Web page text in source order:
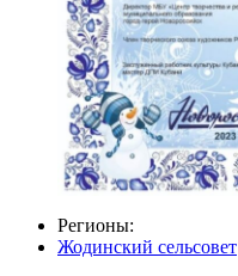
Регионы:
Жодинский сельсовет